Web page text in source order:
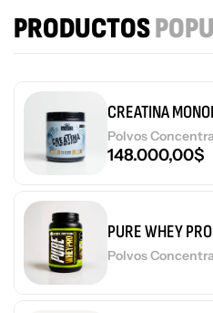
PRODUCTOS
CREATINA
Polvos
148.000,00$
PURE WHEY PRO
Polvos